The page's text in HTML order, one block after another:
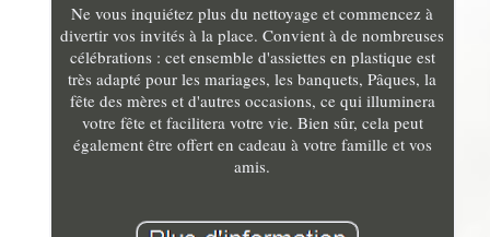
Ne vous inquiétez plus du nettoyage et commencez à
divertir vos invités à la place. Convient à de nombreuses
célébrations : cet ensemble d'assiettes en plastique est
très adapté pour les mariages, les banquets, Pâques, la
fête des mères et d'autres occasions, ce qui illuminera
votre fête et facilitera votre vie. Bien sûr, cela peut
également être offert en cadeau à votre famille et vos
amis.